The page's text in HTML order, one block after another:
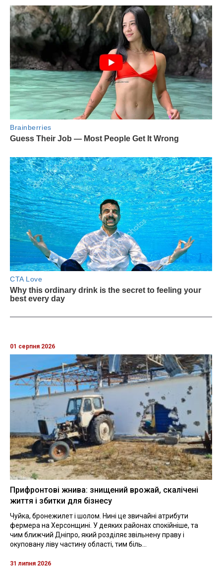
01 серпня 2026
Прифронтові жнива: знищений врожай, скалічені
життя і збитки для бізнесу
Чуйка, бронежилет і шолом. Нині це звичайні атрибути
фермера на Херсонщині. У деяких районах спокійніше, та
чим ближчий Дніпро, який розділяє звільнену праву і
окуповану ліву частину області, тим біль...
31 липня 2026